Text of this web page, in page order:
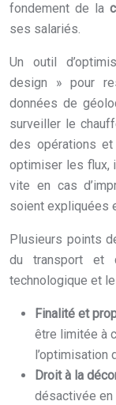
fondement de la
ses salariés.
Un outil
design » pour
données de
surveiller le
des opérations
optimiser les flux,
vite en cas
soient expliquées
Plusieurs points
du transport et
technologique et
Finalité et
être limitée à
l’optimisation
Droit à la
désactivée en